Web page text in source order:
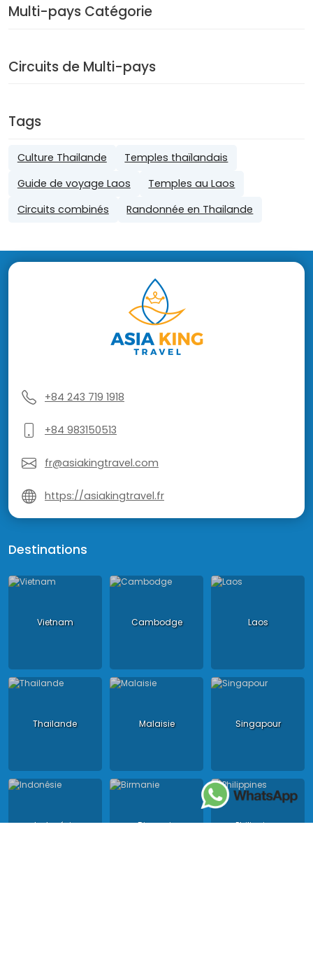
Multi-pays Catégorie
Circuits de Multi-pays
Tags
Culture Thailande
Temples thaïlandais
Guide de voyage Laos
Temples au Laos
Circuits combinés
Randonnée en Thailande
+84 243 719 1918
+84 983150513
fr@asiakingtravel.com
https://asiakingtravel.fr
Destinations
Vietnam Cambodge Laos
Thailande Malaisie Singapour
Indonésie Birmanie Philippines